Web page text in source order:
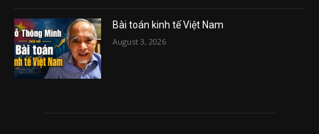
Bài toán kinh tế Việt Nam
August 3, 2026